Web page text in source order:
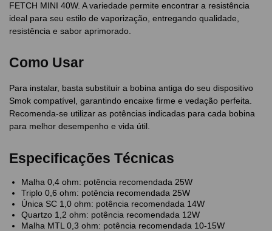
FETCH MINI 40W. A variedade permite encontrar a resistência
ideal para seu estilo de vaporização, entregando qualidade,
resistência e sabor aprimorado.
Como Usar
Para instalar, basta substituir a bobina antiga do seu dispositivo
Smok compatível, garantindo encaixe firme e vedação perfeita.
Recomenda-se utilizar as potências indicadas para cada bobina
para melhor desempenho e vida útil.
Especificações Técnicas
Malha 0,4 ohm: potência recomendada 25W
Triplo 0,6 ohm: potência recomendada 25W
Única SC 1,0 ohm: potência recomendada 14W
Quartzo 1,2 ohm: potência recomendada 12W
Malha MTL 0,3 ohm: potência recomendada 10-15W